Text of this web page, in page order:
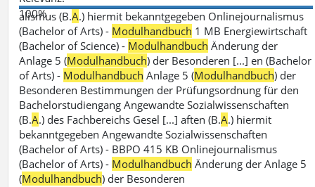
100%
alismus (B.A.) hiermit bekanntgegeben Onlinejournalismus
(Bachelor of Arts) - Modulhandbuch 1 MB Energiewirtschaft
(Bachelor of Science) - Modulhandbuch Änderung der
Anlage 5 (Modulhandbuch) der Besonderen [...] en (Bachelor
of Arts) - Modulhandbuch Anlage 5 (Modulhandbuch) der
Besonderen Bestimmungen der Prüfungsordnung für den
Bachelorstudiengang Angewandte Sozialwissenschaften
(B.A.) des Fachbereichs Gesel [...] aften (B.A.) hiermit
bekanntgegeben Angewandte Sozialwissenschaften
(Bachelor of Arts) - BBPO 415 KB Onlinejournalismus
(Bachelor of Arts) - Modulhandbuch Änderung der Anlage 5
(Modulhandbuch) der Besonderen